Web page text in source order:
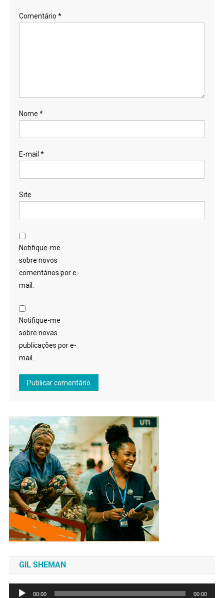
Comentário *
Nome *
E-mail *
Site
Notifique-me
sobre novos
comentários por e-
mail.
Notifique-me
sobre novas
publicações por e-
mail.
GIL SHEMAN
Tocador
00:00 00:00